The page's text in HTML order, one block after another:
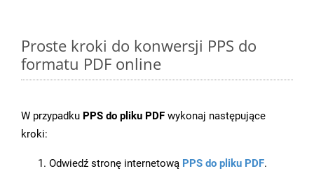
Proste kroki do konwersji PPS do
formatu PDF online
W przypadku PPS do pliku PDF wykonaj następujące
kroki:
Odwiedź stronę internetową PPS do pliku PDF.